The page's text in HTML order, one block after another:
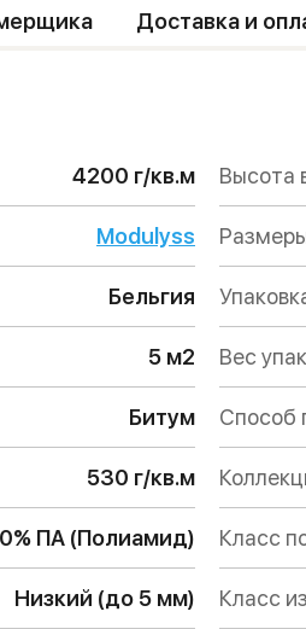
Доставка и
4200 г/кв.м Высота
Modulyss
Бельгия
5 м2 Вес
Битум Способ
530 г/кв.м
ПА (Полиамид) Класс
Низкий (до 5 мм) Класс